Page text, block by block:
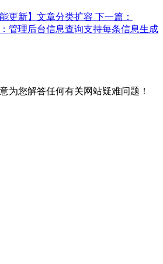
能更新】文章分类扩容 下一篇：
：管理后台信息查询支持每条信息生成
为您解答任何有关网站疑难问题！